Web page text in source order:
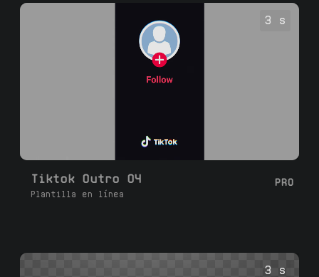
3 s
Tiktok Outro 04
Plantilla en línea
PRO
3 s